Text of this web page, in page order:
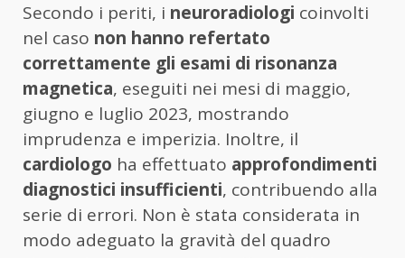
Secondo i periti, i neuroradiologi coinvolti
nel caso non hanno refertato
correttamente gli esami di risonanza
magnetica, eseguiti nei mesi di maggio,
giugno e luglio 2023, mostrando
imprudenza e imperizia. Inoltre, il
cardiologo ha effettuato approfondimenti
diagnostici insufficienti, contribuendo alla
serie di errori. Non è stata considerata in
modo adeguato la gravità del quadro